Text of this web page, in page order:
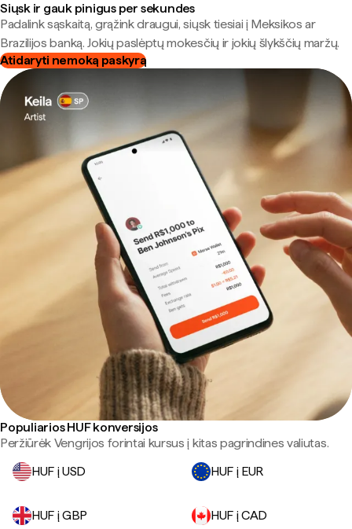
Siųsk ir gauk pinigus per sekundes
Padalink sąskaitą, grąžink draugui, siųsk tiesiai į Meksikos ar
Brazilijos banką. Jokių paslėptų mokesčių ir jokių šlykščių maržų.
Atidaryti nemoką paskyrą
Populiarios HUF konversijos
Peržiūrėk Vengrijos forintai kursus į kitas pagrindines valiutas.
HUF į USD
HUF į EUR
HUF į GBP HUF į CAD